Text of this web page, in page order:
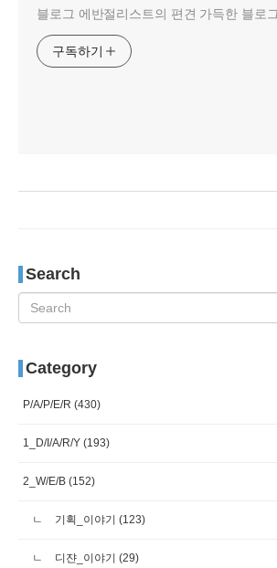
블로그 에반절리스트의 편견 가득한 블로
구독하기
Search
Category
P/A/P/E/R (430)
1_D/I/A/R/Y (193)
2_W/E/B (152)
기획_이야기 (123)
디쟌_이야기 (29)